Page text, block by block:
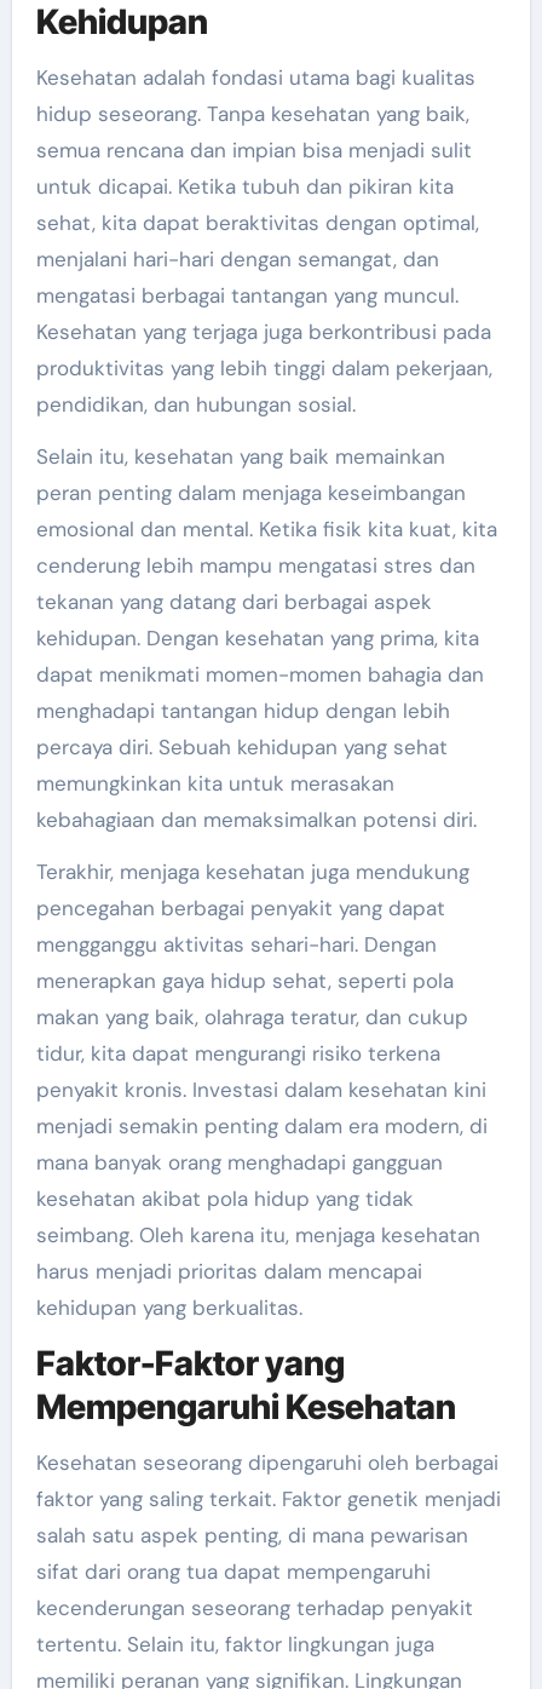
Kehidupan
Kesehatan adalah fondasi utama bagi kualitas
hidup seseorang. Tanpa kesehatan yang baik,
semua rencana dan impian bisa menjadi sulit
untuk dicapai. Ketika tubuh dan pikiran kita
sehat, kita dapat beraktivitas dengan optimal,
menjalani hari-hari dengan semangat, dan
mengatasi berbagai tantangan yang muncul.
Kesehatan yang terjaga juga berkontribusi pada
produktivitas yang lebih tinggi dalam pekerjaan,
pendidikan, dan hubungan sosial.
Selain itu, kesehatan yang baik memainkan
peran penting dalam menjaga keseimbangan
emosional dan mental. Ketika fisik kita kuat, kita
cenderung lebih mampu mengatasi stres dan
tekanan yang datang dari berbagai aspek
kehidupan. Dengan kesehatan yang prima, kita
dapat menikmati momen-momen bahagia dan
menghadapi tantangan hidup dengan lebih
percaya diri. Sebuah kehidupan yang sehat
memungkinkan kita untuk merasakan
kebahagiaan dan memaksimalkan potensi diri.
Terakhir, menjaga kesehatan juga mendukung
pencegahan berbagai penyakit yang dapat
mengganggu aktivitas sehari-hari. Dengan
menerapkan gaya hidup sehat, seperti pola
makan yang baik, olahraga teratur, dan cukup
tidur, kita dapat mengurangi risiko terkena
penyakit kronis. Investasi dalam kesehatan kini
menjadi semakin penting dalam era modern, di
mana banyak orang menghadapi gangguan
kesehatan akibat pola hidup yang tidak
seimbang. Oleh karena itu, menjaga kesehatan
harus menjadi prioritas dalam mencapai
kehidupan yang berkualitas.
Faktor-Faktor yang
Mempengaruhi Kesehatan
Kesehatan seseorang dipengaruhi oleh berbagai
faktor yang saling terkait. Faktor genetik menjadi
salah satu aspek penting, di mana pewarisan
sifat dari orang tua dapat mempengaruhi
kecenderungan seseorang terhadap penyakit
tertentu. Selain itu, faktor lingkungan juga
memiliki peranan yang signifikan. Lingkungan